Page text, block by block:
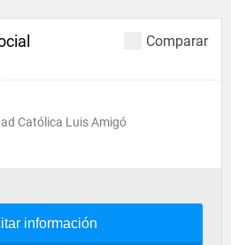
Comparar
Católica Luis Amigó
información